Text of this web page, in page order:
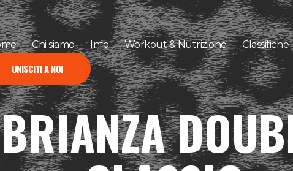
Chi siamo Info Workout & Nutrizione Classifiche
UNISCITI A NOI
BRIANZA